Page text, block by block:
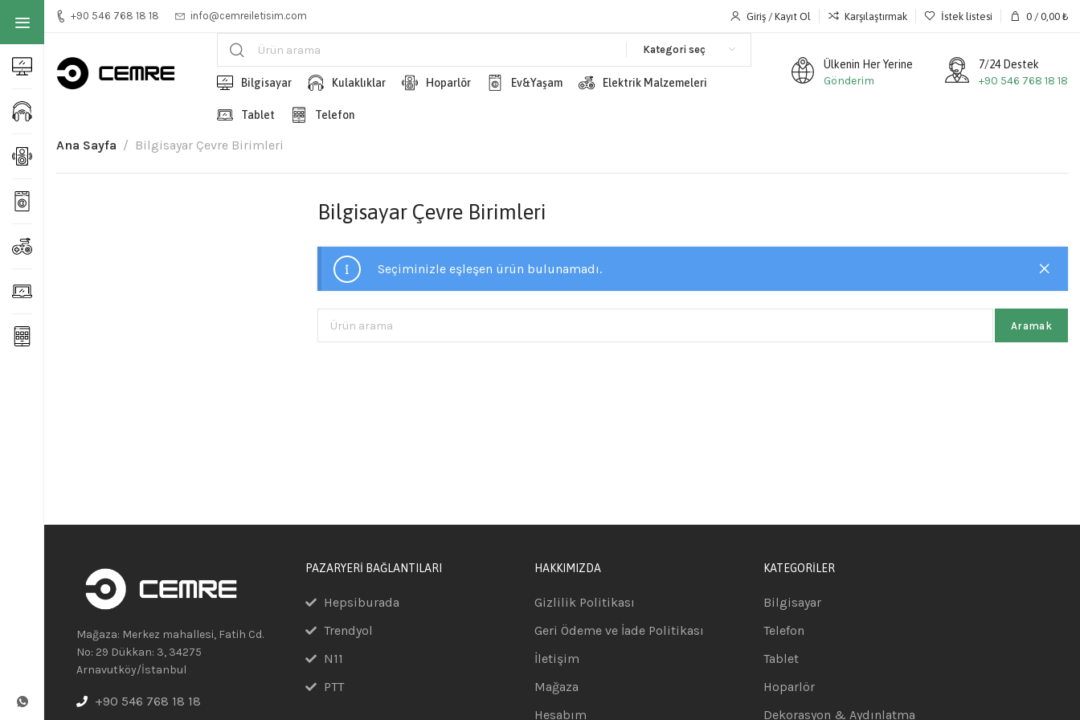
+90 546 768 18 18 info@cemreiletisim.com Giriş / Kayıt Ol Karşılaştırmak İstek listesi 0 / 0,00 ₺
Kategori seç
Bilgisayar Kulaklıklar Hoparlör Ev&Yaşam Elektrik Malzemeleri
Tablet Telefon
Ülkenin Her Yerine
Gönderim
7/24 Destek
+90 546 768 18 18
Ana Sayfa Bilgisayar Çevre Birimleri
Bilgisayar Çevre Birimleri
Seçiminizle eşleşen ürün bulunamadı.
Aramak
Mağaza: Merkez mahallesi, Fatih Cd.
No: 29 Dükkan: 3, 34275
Arnavutköy/İstanbul
+90 546 768 18 18
PAZARYERİ BAĞLANTILARI
Hepsiburada
Trendyol
N11
PTT
HAKKIMIZDA
Gizlilik Politikası
Geri Ödeme ve İade Politikası
İletişim
Mağaza
Hesabım
KATEGORİLER
Bilgisayar
Telefon
Tablet
Hoparlör
Dekorasyon & Aydınlatma